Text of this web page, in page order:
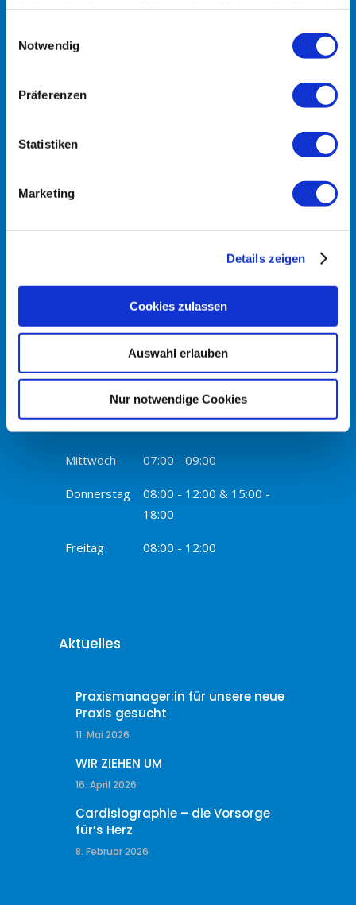
Notwendig
Präferenzen
Statistiken
Marketing
Details zeigen
Cookies zulassen
Auswahl erlauben
Nur notwendige Cookies
Dr. Willinger, Dr. Seitz, Dr. Hollenders &
Fachärzte für Allgemeinmedizin, Kinder-
Obere Grabenstraße 17, 69190 Walldorf
mail@familienpraxis-walldorf.de
Sprechzeiten
08:00 - 12:00 & 15:00 -
18:00
Dienstag
08:00 - 12:00 & 15:00 -
Mittwoch 07:00 - 09:00
Donnerstag
08:00 - 12:00 & 15:00 -
18:00
Freitag 08:00 - 12:00
Aktuelles
Praxismanager:in für unsere neue
Praxis gesucht
11. Mai 2026
WIR ZIEHEN UM
16. April 2026
Cardisiographie – die Vorsorge
für’s Herz
8. Februar 2026